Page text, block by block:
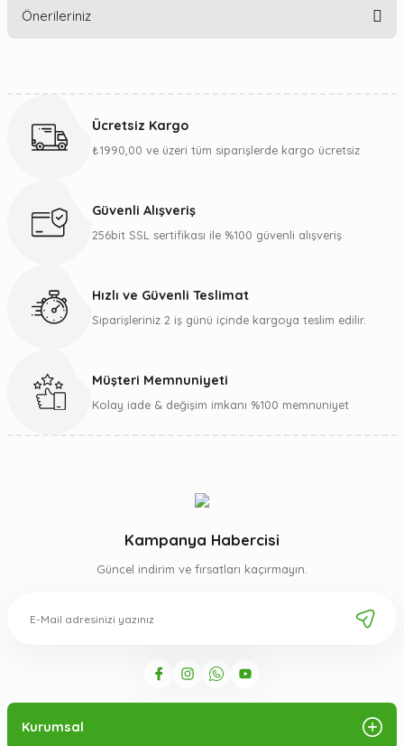
Önerileriniz
Görüş ve önerileriniz için teşekkür ederiz.
Ürün bilgilerinde hatalar bulunuyor.
Gönder
Ücretsiz Kargo
₺1990,00 ve üzeri tüm siparişlerde kargo ücretsiz
Güvenli Alışveriş
256bit SSL sertifikası ile %100 güvenli alışveriş
Hızlı ve Güvenli Teslimat
Siparişleriniz 2 iş günü içinde kargoya teslim edilir.
Müşteri Memnuniyeti
Kolay iade & değişim imkanı %100 memnuniyet
Kampanya Habercisi
Güncel indirim ve fırsatları kaçırmayın.
Kurumsal